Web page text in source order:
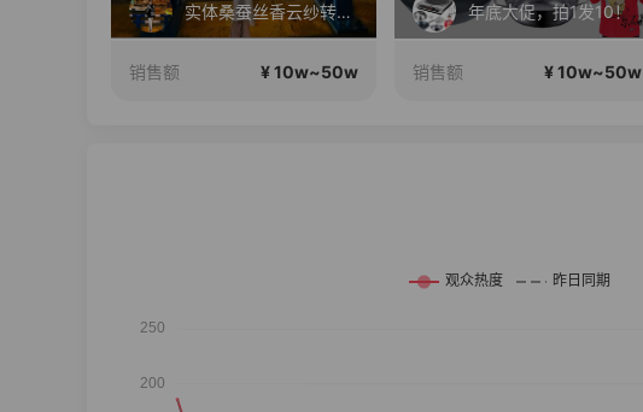
实体桑蚕丝香云纱转线上
销售额 ¥ 10w~50w
年底大促，拍1发10！
销售额 ¥ 10w~50w